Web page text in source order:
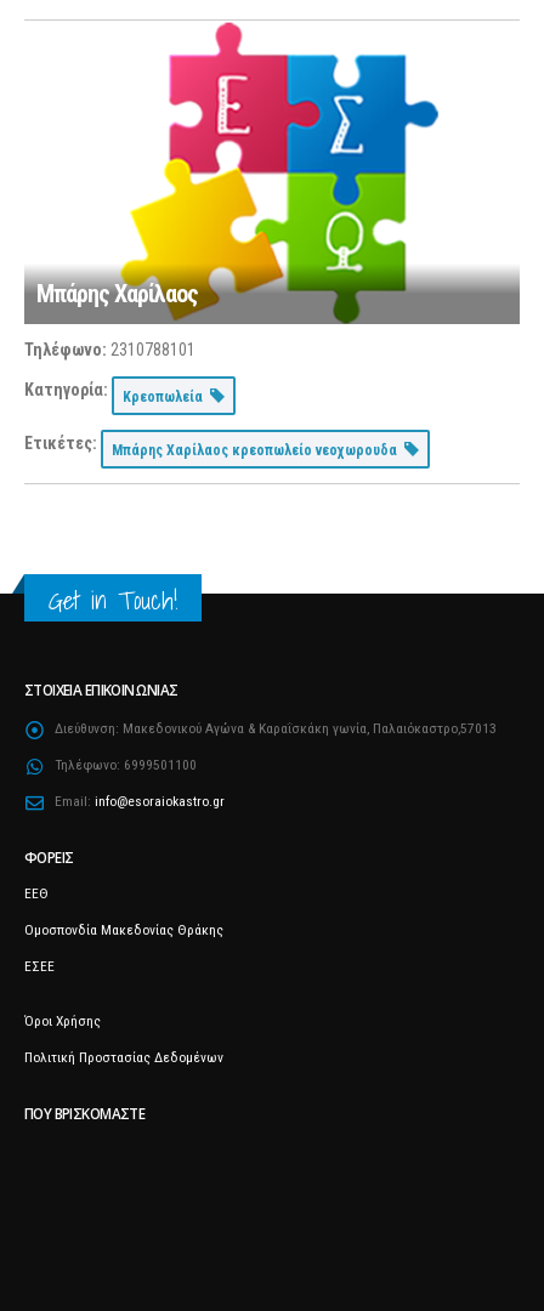
Μπάρης Χαρίλαος
Τηλέφωνο: 2310788101
Κατηγορία: Κρεοπωλεία
Ετικέτες: Μπάρης Χαρίλαος κρεοπωλείο νεοχωρουδα
Get in Touch!
ΣΤΟΙΧΕΊΑ ΕΠΙΚΟΙΝΩΝΊΑΣ
Διεύθυνση: Μακεδονικού Αγώνα & Καραΐσκάκη γωνία, Παλαιόκαστρο,57013
Τηλέφωνο: 6999501100
Email: info@esoraiokastro.gr
ΦΟΡΕΊΣ
ΕΕΘ
Ομοσπονδία Μακεδονίας Θράκης
ΕΣΕΕ
Όροι Χρήσης
Πολιτική Προστασίας Δεδομένων
ΠΟΥ ΒΡΙΣΚΌΜΑΣΤΕ